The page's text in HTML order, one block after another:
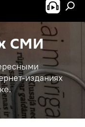
СМИ
изданиях